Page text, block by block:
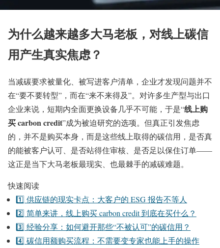
为什么越来越多大马老板，对线上碳信
用产生真实焦虑？
当减碳要求被量化、被写进客户清单，企业才发现问题并不
在“要不要转型”，而在“来不来得及”。对许多生产型与出口
企业来说，短期内全面更换设备几乎不可能，于是“线上购
买 carbon credit”成为被迫研究的选项。但真正引发焦虑
的，并不是购买本身，而是这些线上取得的碳信用，是否真
的能被客户认可、是否站得住审核、是否足以保住订单——
这正是当下大马老板最现实、也最棘手的减碳难题。
快速阅读
1️⃣ 供应链的现实卡点：大客户的 ESG 报告不等人
2️⃣ 简单来讲，线上购买 carbon credit 到底在买什么？
3️⃣ 经验分享：如何避开那些“不被认可”的碳信用？
4️⃣ 碳信用额购买流程：不需要变专家也能上手的操作